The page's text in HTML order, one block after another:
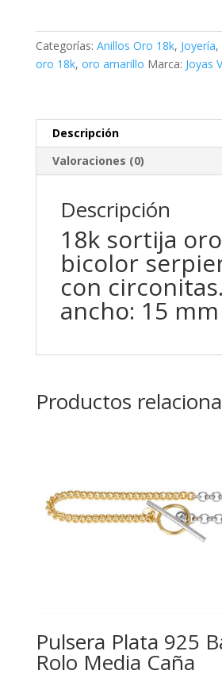
serpiente
circonitas.
mm
cantidad
Categorías: Anillos Oro 18k, Joyería,
oro 18k, oro amarillo Marca: Joyas
Descripción
Valoraciones (0)
Descripción
18k sortija oro
bicolor
con circonitas.
ancho: 15 mm
Productos
Pulsera Plata 925
Rolo Media Caña